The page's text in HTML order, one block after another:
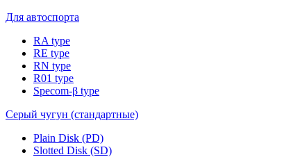
Для автоспорта
RA type
RE type
RN type
R01 type
Specom-β type
Серый чугун (стандартные)
Plain Disk (PD)
Slotted Disk (SD)